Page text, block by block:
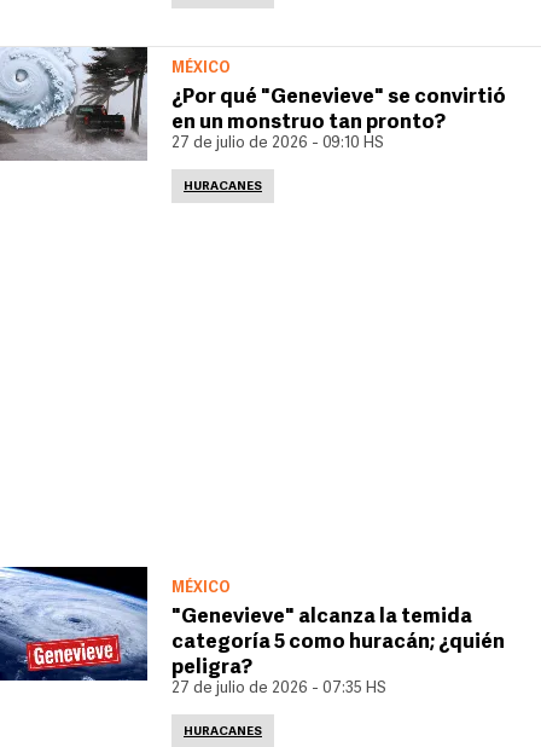
MÉXICO
¿Por qué "Genevieve" se convirtió
en un monstruo tan pronto?
27 de julio de 2026 - 09:10 HS
HURACANES
MÉXICO
"Genevieve" alcanza la temida
categoría 5 como huracán; ¿quién
peligra?
27 de julio de 2026 - 07:35 HS
HURACANES